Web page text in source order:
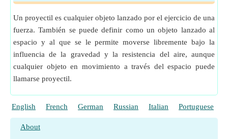
Un proyectil es cualquier objeto lanzado por el ejercicio de una
fuerza. También se puede definir como un objeto lanzado al
espacio y al que se le permite moverse libremente bajo la
influencia de la gravedad y la resistencia del aire, aunque
cualquier objeto en movimiento a través del espacio puede
llamarse proyectil.
English French German Russian Italian Portuguese
About